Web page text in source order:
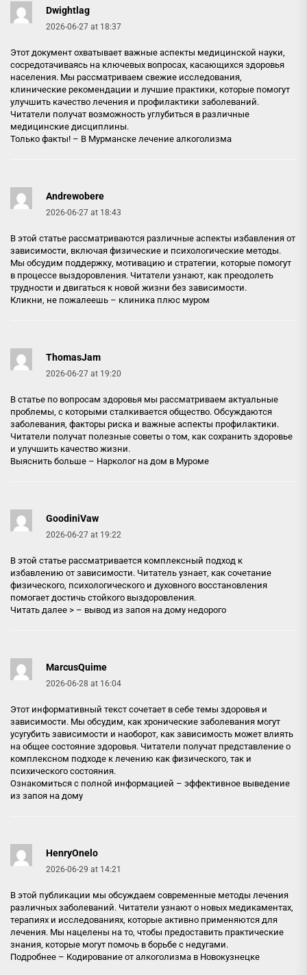
Dwightlag
2026-06-27 at 18:37
Этот документ охватывает важные аспекты медицинской науки,
сосредотачиваясь на ключевых вопросах, касающихся здоровья
населения. Мы рассматриваем свежие исследования,
клинические рекомендации и лучшие практики, которые помогут
улучшить качество лечения и профилактики заболеваний.
Читатели получат возможность углубиться в различные
медицинские дисциплины.
Только факты! – В Мурманске лечение алкоголизма
Andrewobere
2026-06-27 at 18:43
В этой статье рассматриваются различные аспекты избавления от
зависимости, включая физические и психологические методы.
Мы обсудим поддержку, мотивацию и стратегии, которые помогут
в процессе выздоровления. Читатели узнают, как преодолеть
трудности и двигаться к новой жизни без зависимости.
Кликни, не пожалеешь – клиника плюс муром
ThomasJam
2026-06-27 at 19:20
В статье по вопросам здоровья мы рассматриваем актуальные
проблемы, с которыми сталкивается общество. Обсуждаются
заболевания, факторы риска и важные аспекты профилактики.
Читатели получат полезные советы о том, как сохранить здоровье
и улучшить качество жизни.
Выяснить больше – Нарколог на дом в Муроме
GoodiniVaw
2026-06-27 at 19:22
В этой статье рассматривается комплексный подход к
избавлению от зависимости. Читатель узнает, как сочетание
физического, психологического и духовного восстановления
помогает достичь стойкого выздоровления.
Читать далее > – вывод из запоя на дому недорого
MarcusQuime
2026-06-28 at 16:04
Этот информативный текст сочетает в себе темы здоровья и
зависимости. Мы обсудим, как хронические заболевания могут
усугубить зависимости и наоборот, как зависимость может влиять
на общее состояние здоровья. Читатели получат представление о
комплексном подходе к лечению как физического, так и
психического состояния.
Ознакомиться с полной информацией – эффективное выведение
из запоя на дому
HenryOnelo
2026-06-29 at 14:21
В этой публикации мы обсуждаем современные методы лечения
различных заболеваний. Читатели узнают о новых медикаментах,
терапиях и исследованиях, которые активно применяются для
лечения. Мы нацелены на то, чтобы предоставить практические
знания, которые могут помочь в борьбе с недугами.
Подробнее – Кодирование от алкоголизма в Новокузнецке